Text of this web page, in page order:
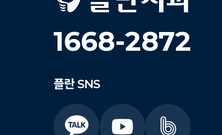
1668-2872
플란SNS